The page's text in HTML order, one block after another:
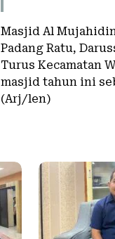
Masjid Al
Padang Ratu,
Turus Kecamatan
masjid tahun ini
(Arj/len)